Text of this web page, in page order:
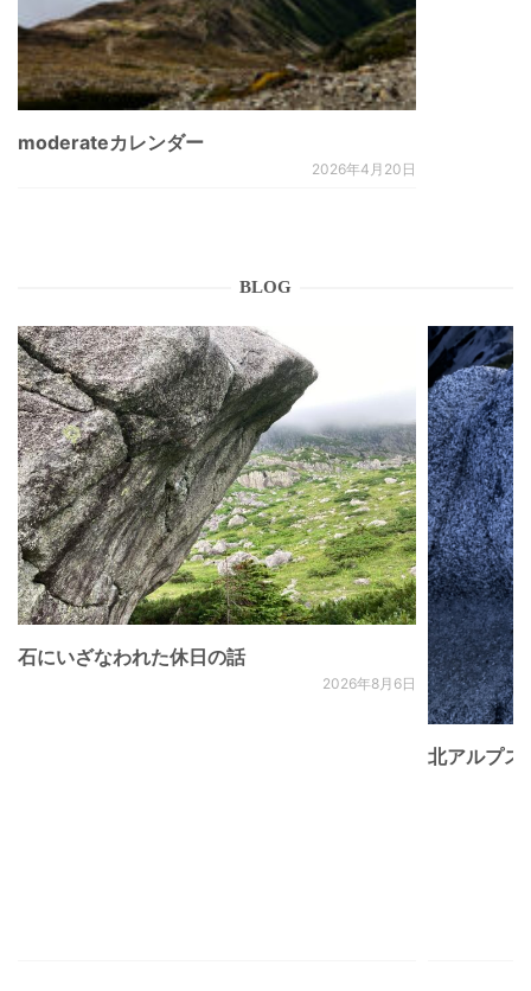
moderateカレンダー
2026年4月20日
BLOG
石にいざなわれた休日の話
2026年8月6日
北アルプ